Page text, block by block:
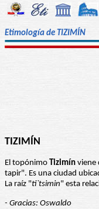
Etimología de TIZIMÍN
TIZIMÍN
El topónimo Tizimín viene
tapir". Es una ciudad
La raíz "ti`tsimin" esta
- Gracias: Oswaldo